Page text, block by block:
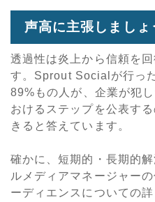
声高に主張しましょ
透過性は炎上から信頼を
す。Sprout Socialが行っ
89%もの人が、企業が犯
おけるステップを公表す
きると答えています。
確かに、短期的・長期的
ルメディアマネージャー
ーディエンスについての